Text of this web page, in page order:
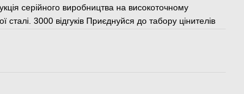
серійного виробництва на високоточному
сталі. 3000 відгуків Приєднуйся до табору цінителів